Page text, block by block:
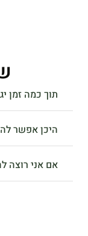
תוך כמה זמן
היכן אפשר
אם אני רוצה